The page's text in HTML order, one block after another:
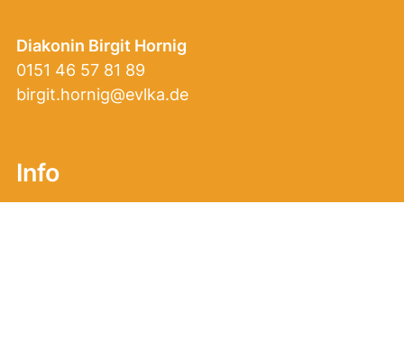
Diakonin Birgit Hornig
0151 46 57 81 89
birgit.hornig@evlka.de
Info